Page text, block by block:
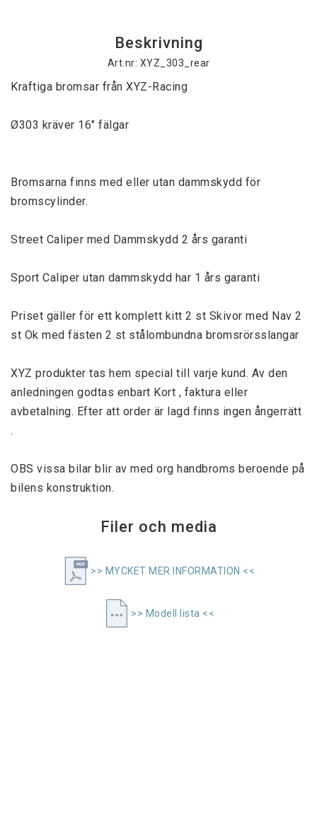
Beskrivning
Art.nr: XYZ_303_rear
Kraftiga bromsar från XYZ-Racing
Ø303 kräver 16" fälgar
Bromsarna finns med eller utan dammskydd för
bromscylinder.
Street Caliper med Dammskydd 2 års garanti
Sport Caliper utan dammskydd har 1 års garanti
Priset gäller för ett komplett kitt 2 st Skivor med Nav 2
st Ok med fästen 2 st stålombundna bromsrörsslangar
XYZ produkter tas hem special till varje kund. Av den
anledningen godtas enbart Kort , faktura eller
avbetalning. Efter att order är lagd finns ingen ångerrätt
.
OBS vissa bilar blir av med org handbroms beroende på
bilens konstruktion.
Filer och media
>> MYCKET MER INFORMATION <<
>> Modell lista <<